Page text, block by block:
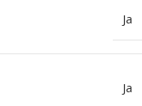
Ja
Ja